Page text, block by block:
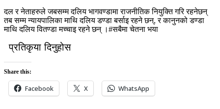
दल र नेताहरुले जबसम्म दलिय भागवण्डामा राजनीतिक नियुक्ति गरि रहनेछन्
तब सम्म न्यायपालिका माथि दलिय डण्डा बर्साइ रहने छन्, र कानुनको डण्डा
माथि दलिय वितण्डा मच्चाइ रहने छन् ।#सबैमा चेतना भया
प्रतिकृया दिनुहोस
Share this:
Facebook X WhatsApp